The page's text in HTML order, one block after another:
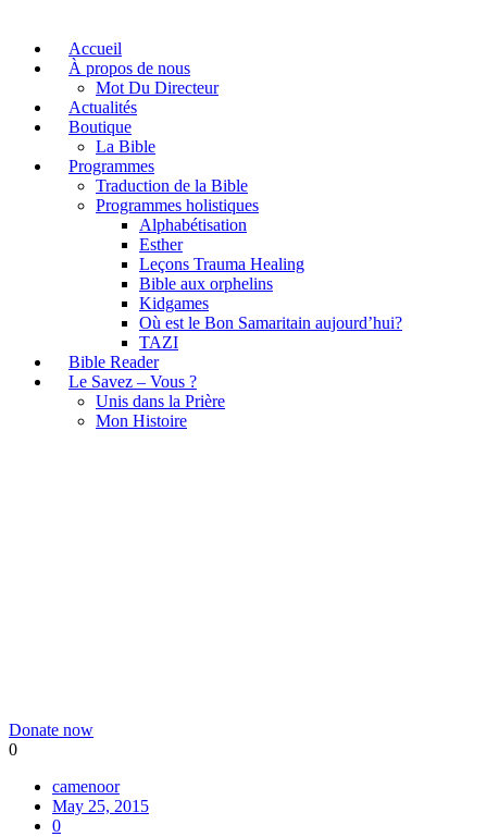
Accueil
À propos de nous
Mot Du Directeur
Actualités
Boutique
La Bible
Programmes
Traduction de la Bible
Programmes holistiques
Alphabétisation
Esther
Leçons Trauma Healing
Bible aux orphelins
Kidgames
Où est le Bon Samaritain aujourd’hui?
TAZI
Bible Reader
Le Savez – Vous ?
Unis dans la Prière
Mon Histoire
Donate now
0
camenoor
May 25, 2015
0